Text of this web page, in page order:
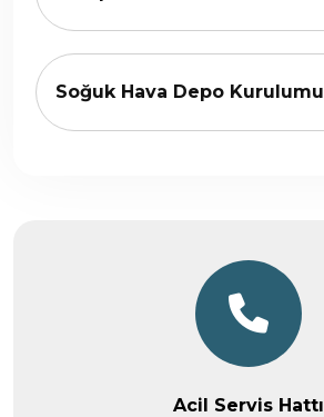
Soğuk Hava Depo Kurulumu
Acil Servis Hattı